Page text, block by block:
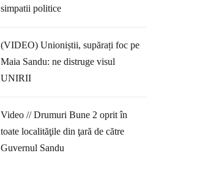
simpatii politice
(VIDEO) Unioniștii, supărați foc pe
Maia Sandu: ne distruge visul
UNIRII
Video // Drumuri Bune 2 oprit în
toate localităţile din ţară de către
Guvernul Sandu